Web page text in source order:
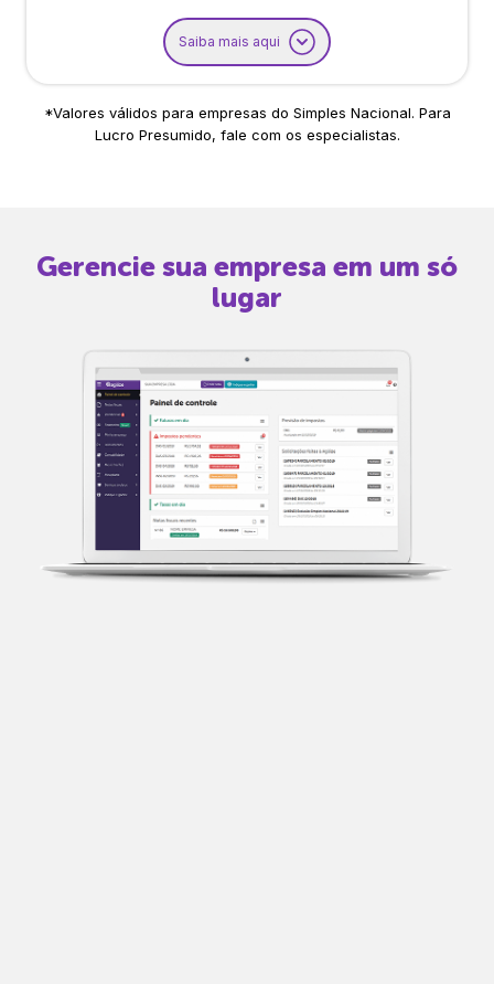
Saiba mais aqui
*Valores válidos para empresas do Simples Nacional. Para
Lucro Presumido, fale com os especialistas.
Gerencie sua empresa em um só
lugar